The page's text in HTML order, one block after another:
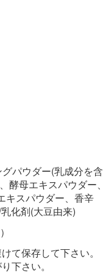
パウダー(乳成分を含
酵母エキスパウダー、
キスパウダー、香辛
化剤(大豆由来)
て保存して下さい。
下さい。